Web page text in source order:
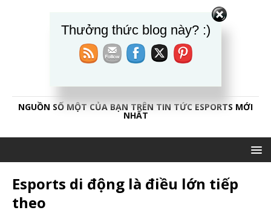
CAOTHỦESPORT84
NGUỒN SỐ MỘT CỦA BẠN TRÊN TIN TỨC ESPORTS MỚI
NHẤT
Esports di động là điều lớn tiếp
theo
Thưởng thức blog này? :)